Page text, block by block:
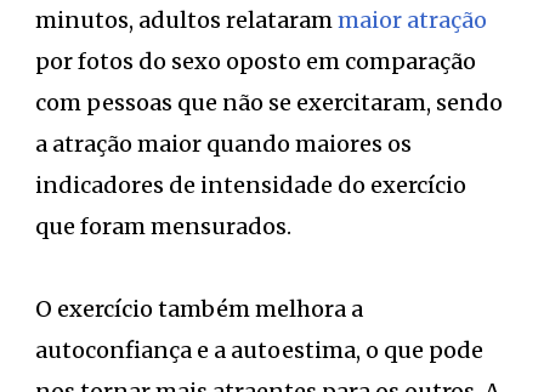
minutos, adultos relatarammaior atração
por fotos do sexo oposto em comparação
com pessoas que não se exercitaram, sendo
a atração maior quando maiores os
indicadores de intensidade do exercício
que foram mensurados.
O exercício também melhora a
autoconfiança e a autoestima, o que pode